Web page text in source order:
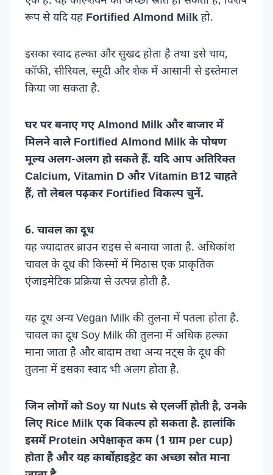
रूप से यदि यह Fortified Almond Milkहो.
इसका स्वाद हल्का और सुखद होता है तथा इसे चाय,
कॉफी, सीरियल, स्मूदी और शेक में आसानी से इस्तेमाल
किया जा सकता है.
घर पर बनाए गए Almond Milk और बाजार में
मिलने वाले Fortified Almond Milk के पोषण
मूल्य अलग-अलग हो सकते हैं. यदि आप अतिरिक्त
Calcium, Vitamin D और Vitamin B12 चाहते
हैं, तो लेबल पढ़कर Fortified विकल्प चुनें.
6. चावल का दूध
यह ज्यादातर ब्राउन राइस से बनाया जाता है. अधिकांश
चावल के दूध की किस्मों में मिठास एक प्राकृतिक
एंजाइमेटिक प्रक्रिया से उत्पन्न होती है.
यह दूध अन्य Vegan Milk की तुलना में पतला होता है.
चावल का दूध Soy Milk की तुलना में अधिक हल्का
माना जाता है और बादाम तथा अन्य नट्स के दूध की
तुलना में इसका स्वाद भी अलग होता है.
जिन लोगों को Soy या Nuts से एलर्जी होती है, उनके
लिए Rice Milk एक विकल्प हो सकता है. हालांकि
इसमें Protein अपेक्षाकृत कम (1 ग्राम per cup)
होता है और यह कार्बोहाइड्रेट का अच्छा स्रोत माना